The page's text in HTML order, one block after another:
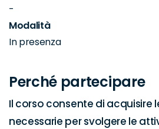
-
Modalità
In presenza
Perché partecipare
Il corso consente di acquisire
necessarie per svolgere le